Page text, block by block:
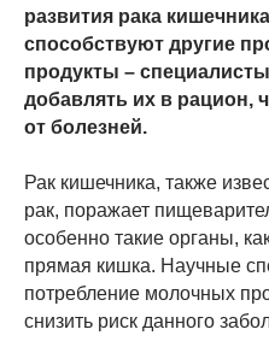
развития рака
способствуют другие
продукты –
добавлять их в рацион,
от болезней.
Рак кишечника, также
рак, поражает
особенно такие органы,
прямая кишка. Научные
потребление молочных
снизить риск данного